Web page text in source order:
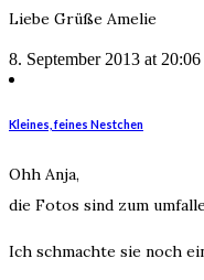
Liebe Grüße Amelie
8. September 2013 at 20:06
Kleines, feines Nestchen
Ohh Anja,
die Fotos sind zum
Ich schmachte sie noch